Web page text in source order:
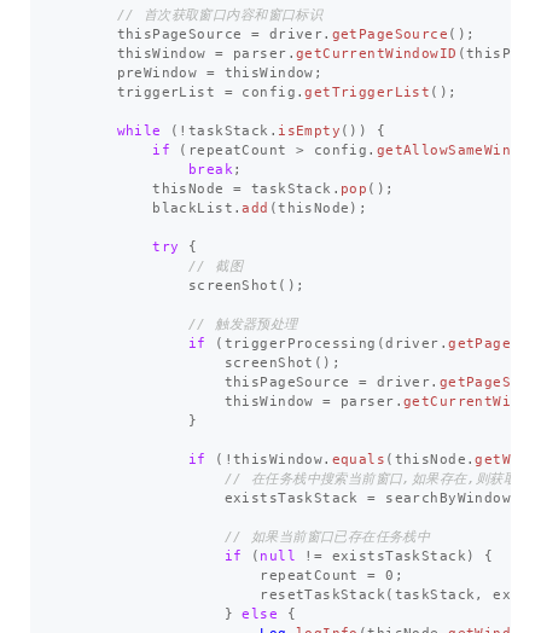
// 首次获取窗口内容和窗口标识
thisPageSource
= driver. getPageSource ();
thisWindow
= parser . getCurrentWindowID (
preWindow
= thisWindow ;
triggerList
= config .getTriggerList ();
while (! taskStack . isEmpty ())
{
if
( repeatCount > config .
break;
thisNode
= taskStack . pop ();
blackList .add (thisNode );
try
{
// 截图
screenShot ();
// 触发器预处理
if
( triggerProcessing (driver .
screenShot ();
thisPageSource
= driver.
thisWindow
= parser .
}
if (! thisWindow. equals ( thisNode .
// 在任务栈中搜索当前窗口,如果存在,则获取该
existsTaskStack
= searchByWindowID
// 如果当前窗口已存在任务栈中
if
( null != existsTaskStack )
{
repeatCount
= 0 ;
resetTaskStack ( taskStack ,
}
else
{